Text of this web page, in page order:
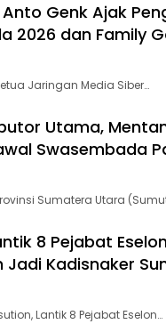
Genk Ajak
2026 dan Family
Jaringan Media Siber…
Utama,
Swasembada
Sumatera Utara
8 Pejabat
Jadi Kadisnaker
Lantik 8 Pejabat Eselon…